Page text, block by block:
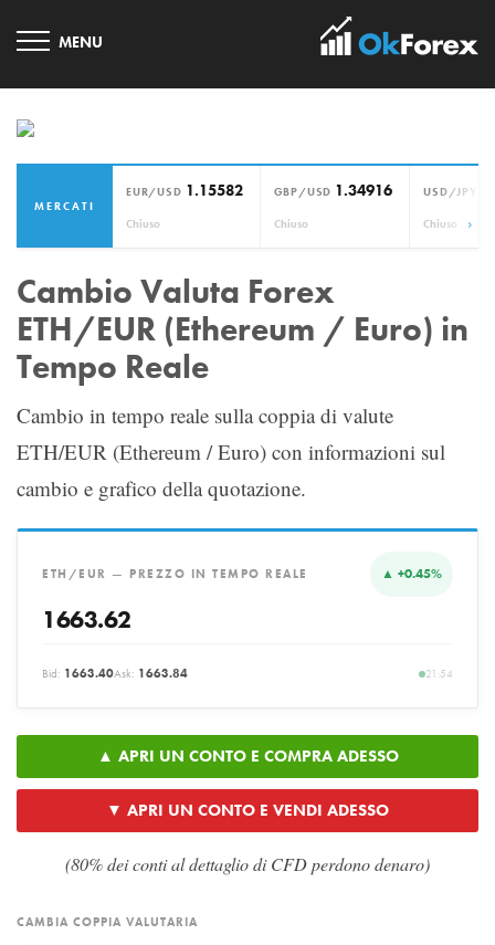
MERCATI
EUR/USD 1.15582
Chiuso
GBP/USD 1.34916
Chiuso
USD/JPY
Chiuso ›
Cambio Valuta Forex
ETH/EUR (Ethereum / Euro) in
Tempo Reale
Cambio in tempo reale sulla coppia di valute
ETH/EUR (Ethereum / Euro) con informazioni sul
cambio e grafico della quotazione.
ETH/EUR — PREZZO IN TEMPO REALE ▲ +0.45%
1663.62
Bid: 1663.40Ask: 1663.84 21:54
▲ APRI UN CONTO E COMPRA ADESSO
▼ APRI UN CONTO E VENDI ADESSO
(80% dei conti al dettaglio di CFD perdono denaro)
CAMBIA COPPIA VALUTARIA